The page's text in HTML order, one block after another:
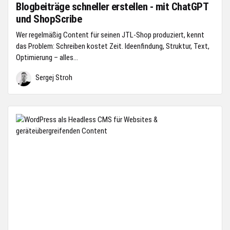
Blogbeiträge schneller erstellen - mit ChatGPT
und ShopScribe
Wer regelmäßig Content für seinen JTL-Shop produziert, kennt
das Problem: Schreiben kostet Zeit. Ideenfindung, Struktur, Text,
Optimierung – alles...
Sergej Stroh